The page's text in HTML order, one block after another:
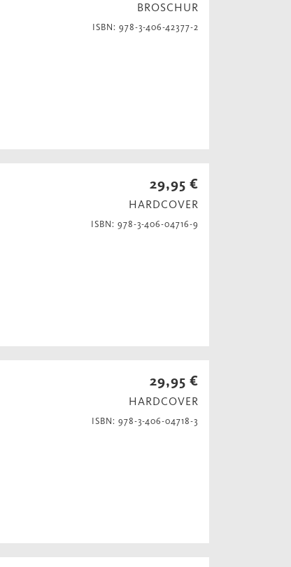
BROSCHUR
ISBN: 978-3-406-42377-2
29,95 €
HARDCOVER
ISBN: 978-3-406-04716-9
29,95 €
HARDCOVER
ISBN: 978-3-406-04718-3